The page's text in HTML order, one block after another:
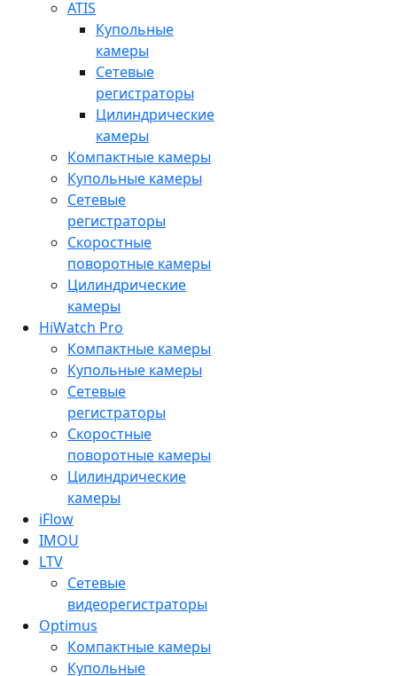
ATIS
Купольные
камеры
Сетевые
регистраторы
Цилиндрические
камеры
Компактные камеры
Купольные камеры
Сетевые
регистраторы
Скоростные
поворотные камеры
Цилиндрические
камеры
HiWatch Pro
Компактные камеры
Купольные камеры
Сетевые
регистраторы
Скоростные
поворотные камеры
Цилиндрические
камеры
iFlow
IMOU
LTV
Сетевые
видеорегистраторы
Optimus
Компактные камеры
Купольные